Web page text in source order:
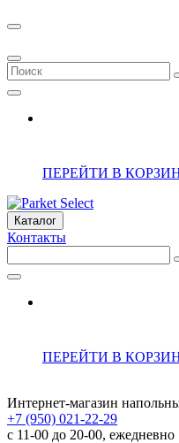
ПЕРЕЙТИ В
Каталог
Контакты
ПЕРЕЙТИ В
Интернет-магазин
+7 (950) 021-22-29
с 11-00 до 20-00, ежедневно